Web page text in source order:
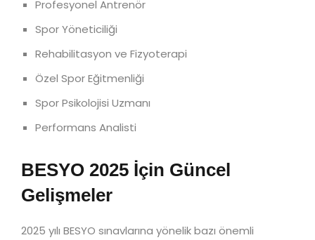
Profesyonel Antrenör
Spor Yöneticiliği
Rehabilitasyon ve Fizyoterapi
Özel Spor Eğitmenliği
Spor Psikolojisi Uzmanı
Performans Analisti
BESYO 2025 İçin Güncel
Gelişmeler
2025 yılı BESYO sınavlarına yönelik bazı önemli